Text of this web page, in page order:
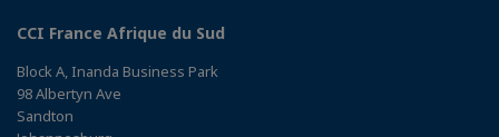
CCI France Afrique du Sud
Block A, Inanda Business Park
98 Albertyn Ave
Sandton